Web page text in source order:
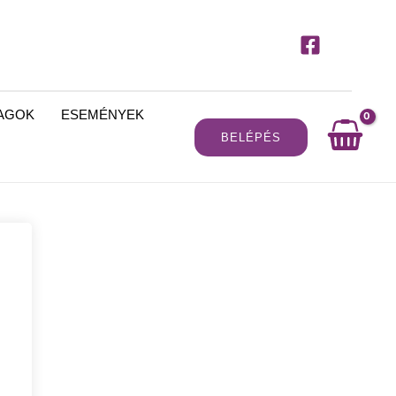
ESEMÉNYEK
BELÉPÉS